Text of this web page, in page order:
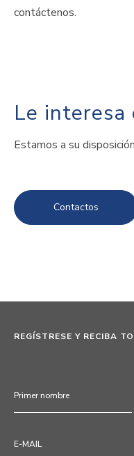
contáctenos.
Le interesa
Estamos a su
Contactos
REGÍSTRESE Y RECIBA